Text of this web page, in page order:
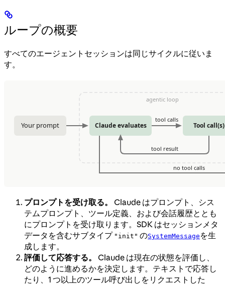
ループの概要
すべてのエージェントセッションは同じサイクルに従いま
す。
プロンプトを受け取る。
Claude はプロンプト、シス
テムプロンプト、ツール定義、および会話履歴ととも
にプロンプトを受け取ります。SDK はセッションメタ
データを含むサブタイプ "init" のSystemMessage を生
成します。
評価して応答する。
Claude は現在の状態を評価し、
どのように進めるかを決定します。テキストで応答し
たり、1 つ以上のツール呼び出しをリクエストした